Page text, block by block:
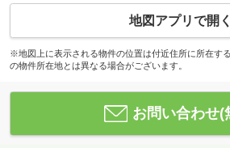
地図アプリで開く
※地図上に表示される物件の位置は付近住所に所在す
の物件所在地とは異なる場合がございます。
お問い合わせ(